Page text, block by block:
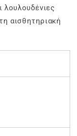
λουλουδένιες
αισθητηριακή